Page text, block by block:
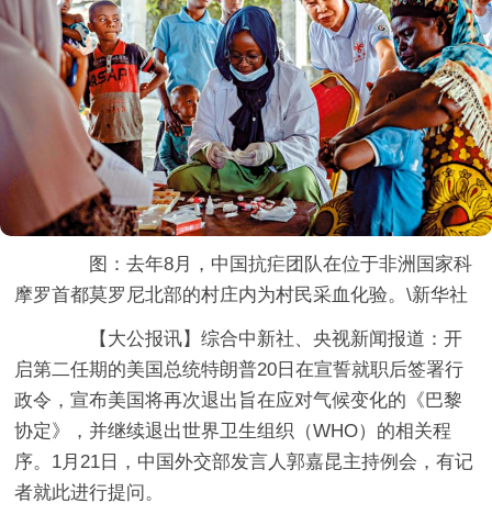
图：去年8月，中国抗疟团队在位于非洲国家科
摩罗首都莫罗尼北部的村庄内为村民采血化验。\新华社
【大公报讯】综合中新社、央视新闻报道：开
启第二任期的美国总统特朗普20日在宣誓就职后签署行
政令，宣布美国将再次退出旨在应对气候变化的《巴黎
协定》，并继续退出世界卫生组织（WHO）的相关程
序。1月21日，中国外交部发言人郭嘉昆主持例会，有记
者就此进行提问。